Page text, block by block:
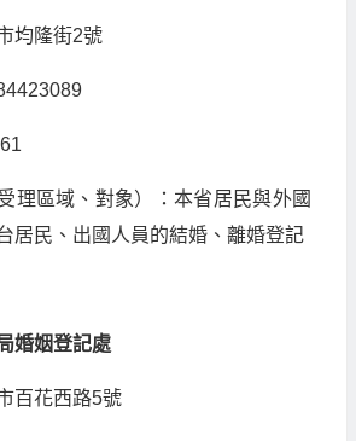
均隆街2號
理區域、對象）：本省居民與外國
居民、出國人員的結婚、離婚登記
婚姻登記處
百花西路5號